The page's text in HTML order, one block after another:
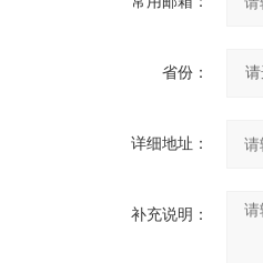
省份：
详细地址：
补充说明：